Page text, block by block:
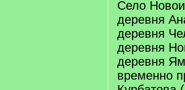
Село
деревня
деревня
деревня
деревня
временно